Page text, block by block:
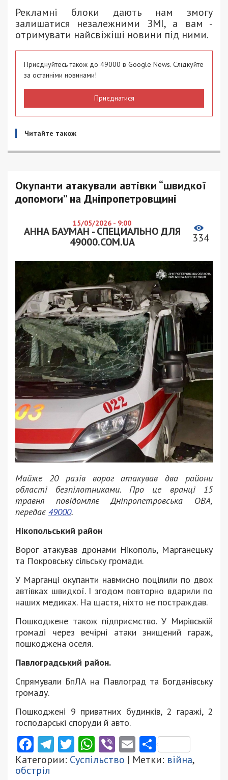
Рекламні блоки дають нам змогу
залишатися незалежними ЗМІ, а вам -
отримувати найсвіжіші новини під ними.
Приєднуйтесь також до 49000 в Google News. Слідкуйте
за останніми новинами!
Приєднатися
Читайте також
Окупанти атакували автівки “швидкої
допомоги” на Дніпропетровщині
15/05/2026 - 9:00
АННА БАУМАН - СПЕЦИАЛЬНО ДЛЯ
49000.COM.UA
334
Майже 20 разів ворог атакував два райони
області безпілотниками. Про це вранці 15
травня повідомляє Дніпропетровська ОВА,
передає 49000.
Нікопольський район
Ворог атакував дронами Нікополь, Марганецьку
та Покровську сільську громади.
У Марганці окупанти навмисно поцілили по двох
автівках швидкої. І згодом повторно вдарили по
наших медиках. На щастя, ніхто не постраждав.
Пошкоджене також підприємство. У Мирівській
громаді через вечірні атаки знищений гараж,
пошкоджена оселя.
Павлоградський район.
Спрямували БпЛА на Павлоград та Богданівську
громаду.
Пошкоджені 9 приватних будинків, 2 гаражі, 2
господарські споруди й авто.
Facebook
Telegram
Twitter
WhatsApp
ViberEmail
Категории: Суспільство | Метки: війна,
обстріл